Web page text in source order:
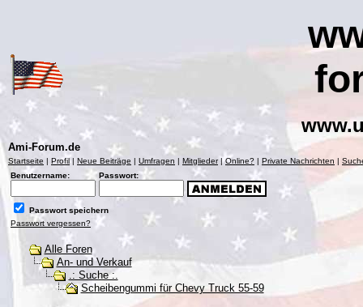
Ami-Forum.de
Startseite | Profil| Neue Beiträge | Umfragen | Mitglieder|Online? | Private Nachrichten |
Benutzername:
Passwort:
Passwort speichern
Passwort vergessen?
Alle Foren
An- und Verkauf
.: Suche :.
Scheibengummi für Chevy Truck 55-59